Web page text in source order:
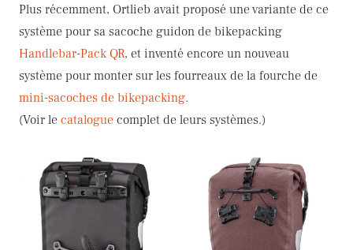
Plus récemment, Ortlieb avait proposé une variante de ce
système pour sa sacoche guidon de bikepacking
Handlebar-Pack QR, et inventé encore un nouveau
système pour monter sur les fourreaux de la fourche de
mini-sacoches de bikepacking.
(Voir le catalogue complet de leurs systèmes.)